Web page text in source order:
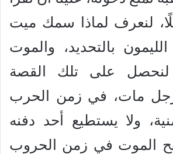
لنعرف لماذا سمك ميت
بالتحديد، والموت
على تلك القصة
رجل مات، في زمن الحرب
ولا يستطيع أحد دفنه
الموت في زمن الحروب